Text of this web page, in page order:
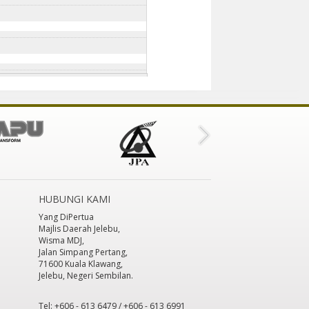
HUBUNGI KAMI
Yang DiPertua
Majlis Daerah Jelebu,
Wisma MDJ,
Jalan Simpang Pertang,
71600 Kuala Klawang,
Jelebu, Negeri Sembilan.
Tel: +606 - 613 6479 / +606 - 613 6991